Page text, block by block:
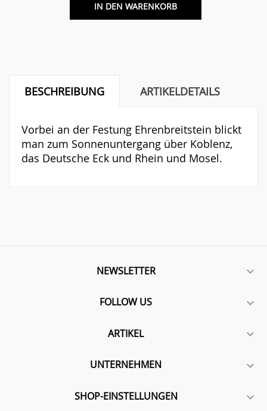
IN DEN WARENKORB
BESCHREIBUNG ARTIKELDETAILS
Vorbei an der Festung Ehrenbreitstein blickt
man zum Sonnenuntergang über Koblenz,
das Deutsche Eck und Rhein und Mosel.
NEWSLETTER 
FOLLOW US 
ARTIKEL 
UNTERNEHMEN 
SHOP-EINSTELLUNGEN 